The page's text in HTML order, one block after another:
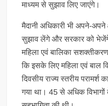
माध्यम से सुझाव लिए जाएंगे।
मैदानी अधिकारी भी अपने-
सुझाव लेंगे और सरकार को
महिला एवं बालिका
कि इसके लिए महिला एवं बाल
दिवसीय राज्य स्तरीय परामर्श
गया था। 45 से अधिक विभागों